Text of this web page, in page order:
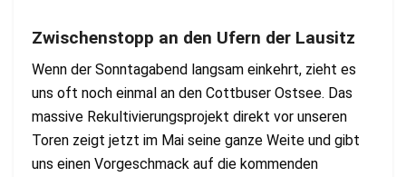
Zwischenstopp an den Ufern der Lausitz
Wenn der Sonntagabend langsam einkehrt, zieht es
uns oft noch einmal an den Cottbuser Ostsee. Das
massive Rekultivierungsprojekt direkt vor unseren
Toren zeigt jetzt im Mai seine ganze Weite und gibt
uns einen Vorgeschmack auf die kommenden